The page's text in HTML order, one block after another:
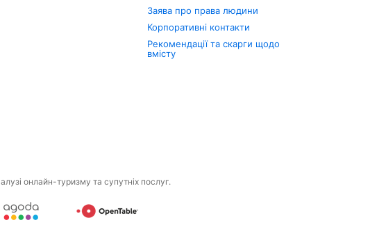
Заява про права людини
Корпоративні контакти
Рекомендації та скарги щодо
вмісту
онлайн-туризму та супутніх послуг.